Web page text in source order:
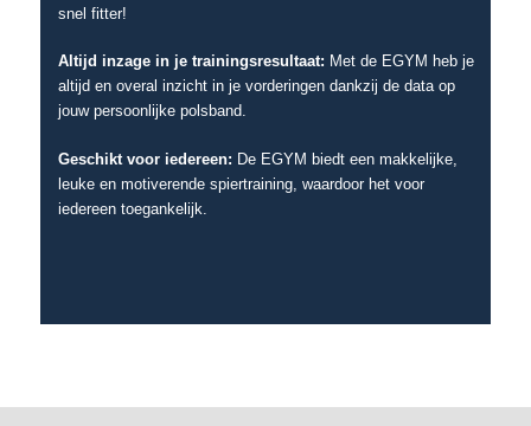
snel fitter!
Altijd inzage in je trainingsresultaat: Met de EGYM heb je
altijd en overal inzicht in je vorderingen dankzij de data op
jouw persoonlijke polsband.
Geschikt voor iedereen: De EGYM biedt een makkelijke,
leuke en motiverende spiertraining, waardoor het voor
iedereen toegankelijk.